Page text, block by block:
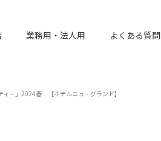
業務用・法人用 よくある質問
ィー」2024春 【ホテルニューグランド】